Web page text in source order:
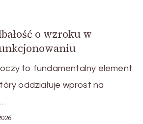
o wzroku w
oczy to fundamentalny element
oddziałuje wprost na